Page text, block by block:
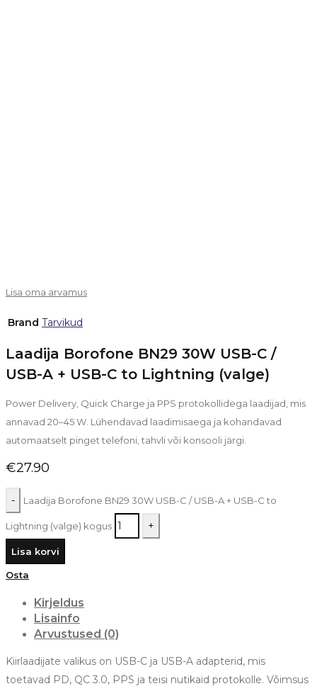
Lisa oma arvamus
Brand Tarvikud
Laadija Borofone BN29 30W USB-C /
USB-A + USB-C to Lightning (valge)
Power Delivery, Quick Charge ja PPS protokollidega laadijad, mis
annavad 20–45 W. Lühendavad laadimisaega ja kohandavad
automaatselt pinget telefoni, tahvli või konsooli järgi.
€27.90
Laadija Borofone BN29 30W USB-C / USB-A + USB-C to
Lightning (valge) kogus
Lisa korvi
Osta
Kirjeldus
Lisainfo
Arvustused (0)
Kiirlaadijate valikus on USB-C ja USB-A adapterid, mis
toetavad PD, QC 3.0, PPS ja teisi nutikaid protokolle. Võimsus